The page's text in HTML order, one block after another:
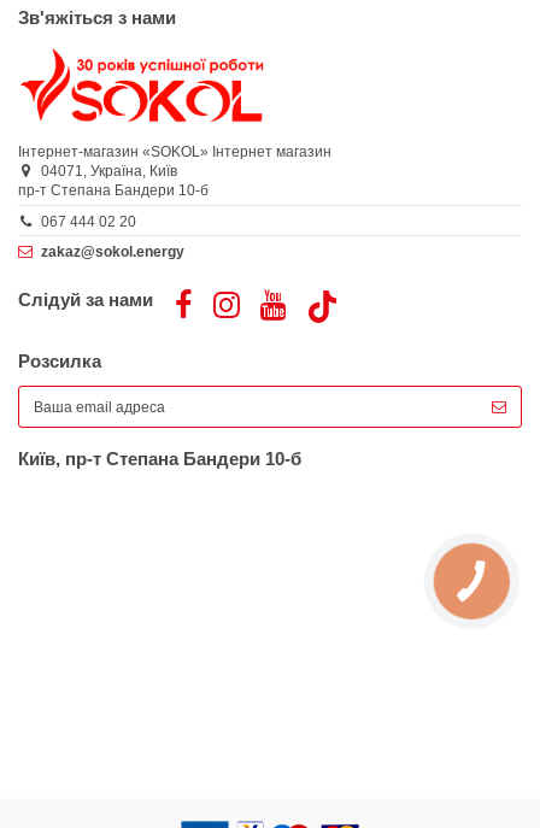
Зв'яжіться з нами
Інтернет-магазин «SOKOL» Інтернет магазин
04071, Україна, Київ
пр-т Степана Бандери 10-б
067 444 02 20
zakaz@sokol.energy
Слідуй за нами
Розсилка
Київ, пр-т Степана Бандери 10-б